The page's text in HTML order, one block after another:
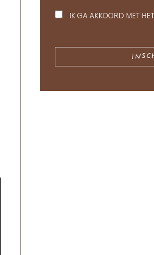
IK GA AKKOORD MET HET